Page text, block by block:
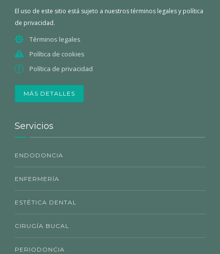
El uso de este sitio está sujeto a nuestros términos legales y política
de privacidad.
Términos legales
Política de cookies
Política de privacidad
MÁS DETALLES
Servicios
ENDODONCIA
ENFERMERÍA
ESTÉTICA DENTAL
CIRUGÍA BUCAL
PERIODONCIA